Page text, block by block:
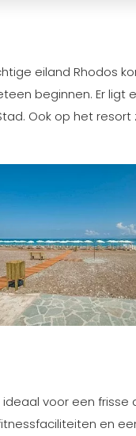
eiland Rhodos
beginnen. Er ligt
Ook op het resort
voor een frisse
en